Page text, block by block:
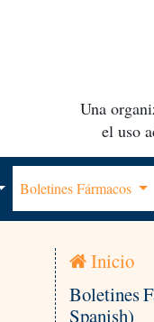
Una
el uso
Boletines Fármacos
Inicio
Boletines
Spanish)